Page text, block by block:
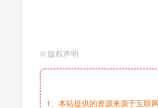
© 版权声明
1、本站提供的资源来源于互联